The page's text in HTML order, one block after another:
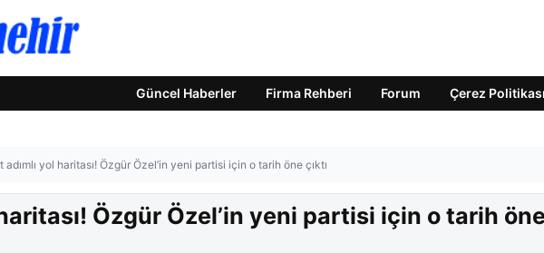
Güncel Haberler Firma Rehberi Forum Çerez Politikası
adımlı yol haritası! Özgür Özel’in yeni partisi için o tarih öne çıktı
Özgür Özel’in yeni partisi için o tarih öne